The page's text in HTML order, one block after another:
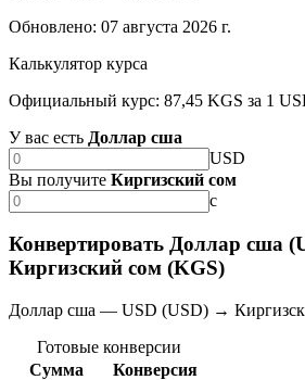
Обновлено: 07 августа 2026 г.
Калькулятор курса
Официальный курс: 87,45 KGS за 1
У вас есть Доллар сша
USD
Вы получите Киргизский сом
с
Конвертировать Доллар сша
Киргизский сом (KGS)
Доллар сша — USD (USD) →
Готовые конверсии
Сумма
Конверсия